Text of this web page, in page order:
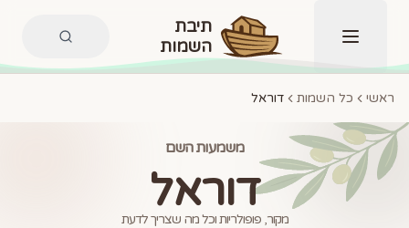
תפריט
תיבת
השמות
ראשי כל השמות דוראל
משמעות השם
דוראל
מקור, פופולריות וכל מה שצריך לדעת